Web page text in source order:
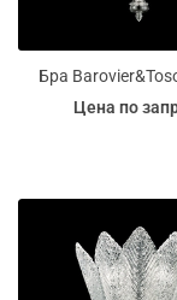
Бра
Цена по